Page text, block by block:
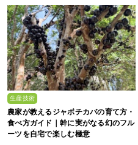
生産技術
農家が教えるジャボチカバの育て方・
食べ方ガイド｜幹に実がなる幻のフル
ーツを自宅で楽しむ極意